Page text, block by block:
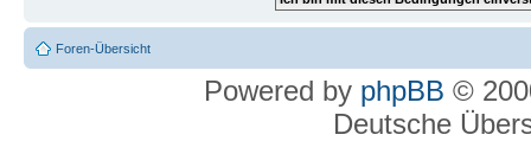
Foren-Übersicht
Powered by phpBB ©
Deutsche